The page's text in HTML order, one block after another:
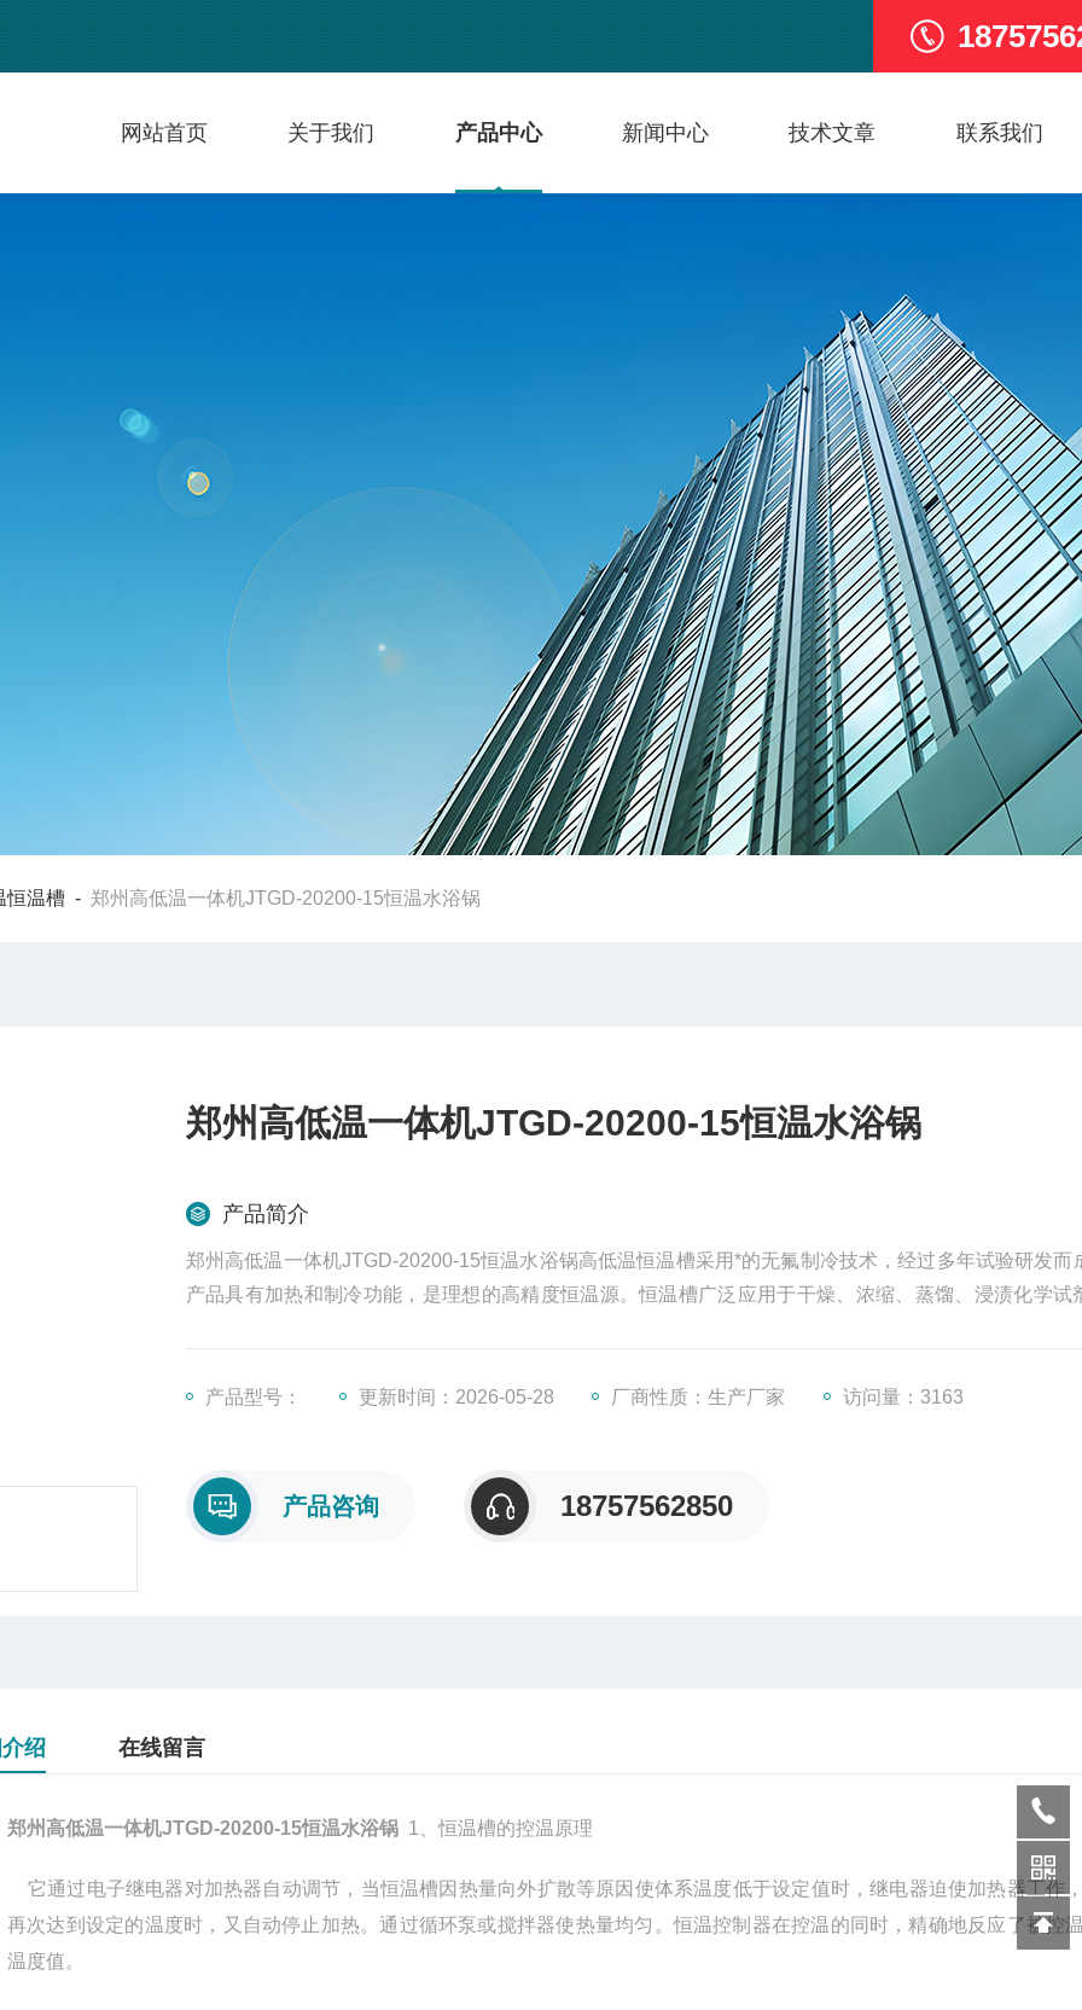
网站首页 关于我们 产品中心 新闻中心 技术文章 联系我们
恒温槽 - 郑州高低温一体机JTGD-20200-15恒温水浴锅
郑州高低温一体机JTGD-20200-15恒温水浴锅
产品简介
郑州高低温一体机JTGD-20200-15恒温水浴锅高低温恒温槽采用*的无氟制冷技术，经过多年试验研发而
产品具有加热和制冷功能，是理想的高精度恒温源。恒温槽广泛应用于干燥、浓缩、蒸馏、浸渍化学试
产品型号：
更新时间：2026-05-28 厂商性质：生产厂家 访问量：3163
产品咨询 18757562850
绍 在线留言
郑州高低温一体机JTGD-20200-15恒温水浴锅 1 、恒温槽的控温原理
它通过电子继电器对加热器自动调节，当恒温槽因热量向外扩散等原因使体系温度低于设定值时，继电器迫使加热器工作
再次达到设定的温度时，又自动停止加热。通过循环泵或搅拌器使热量均匀。恒温控制器在控温的同时，精确地反应了被控
温度值。